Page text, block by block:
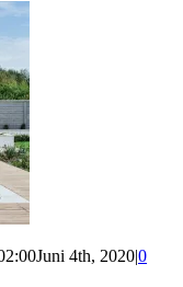
Juni 4th, 2020|0